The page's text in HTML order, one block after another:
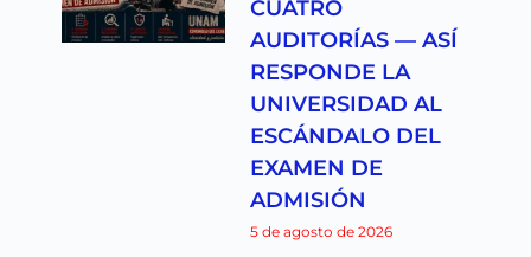
CUATRO
AUDITORÍAS — ASÍ
RESPONDE LA
UNIVERSIDAD AL
ESCÁNDALO DEL
EXAMEN DE
ADMISIÓN
5 de agosto de 2026